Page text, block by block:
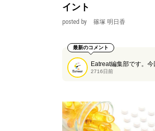
イント
posted by 篠塚 明日香
最新のコメント
2716日前